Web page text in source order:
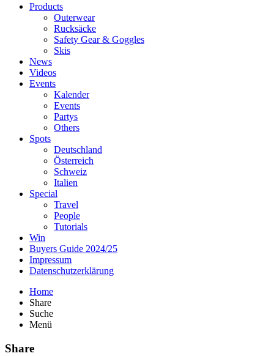
Products
Outerwear
Rucksäcke
Safety Gear & Goggles
Skis
News
Videos
Events
Kalender
Events
Partys
Others
Spots
Deutschland
Österreich
Schweiz
Italien
Special
Travel
People
Tutorials
Win
Buyers Guide 2024/25
Impressum
Datenschutzerklärung
Home
Share
Suche
Menü
Share